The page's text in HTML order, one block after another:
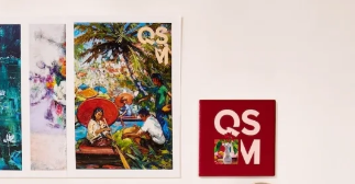
БРЕНДОВ
О ПРОЕКТЕ
РЕКЛАМА